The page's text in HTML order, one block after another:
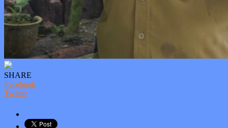
SHARE
Facebook
Twitter